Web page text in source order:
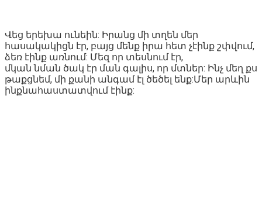
Վեց երեխա ունեին: Իրանց մի տղեն մեր
հասակակիցն էր, բայց մենք իրա հետ չէինք շփվում,
ձեռ էինք առնում: Մեզ որ տեսնում էր,
մկան նման ծակ էր ման գալիս, որ մտներ: Ինչ մեղ քս
թաքցնեմ, մի քանի անգամ էլ ծեծել ենք:Մեր արևին
ինքնահաստատվում էինք: